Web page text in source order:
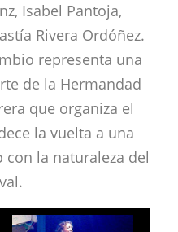
Isabel Pantoja,
Rivera Ordóñez.
representa una
de la Hermandad
que organiza el
la vuelta a una
la naturaleza del